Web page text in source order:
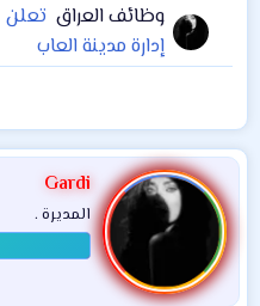
وظائف العراق تعلن
إدارة مدينة العاب
بغداد المائية المغلقة
وظيفية (للنساء
فقط 👩🏼) على من
تجد في نفسها
القدرة والكفاءة
تقديم الــCV الى
إدارة المدينة
Gardi
المديرة .